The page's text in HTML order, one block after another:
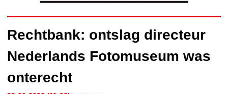
Rechtbank: ontslag directeur
Nederlands Fotomuseum was
onterecht